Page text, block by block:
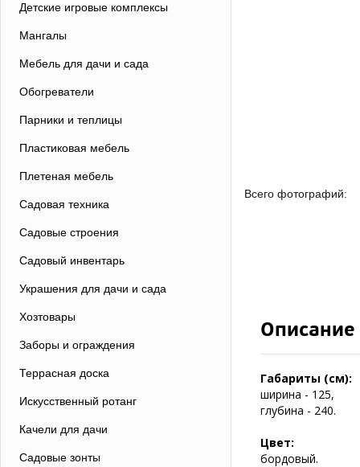
Детские игровые комплексы
Мангалы
Мебель для дачи и сада
Обогреватели
Парники и теплицы
Пластиковая мебель
Плетеная мебель
Садовая техника
Садовые строения
Садовый инвентарь
Украшения для дачи и сада
Хозтовары
Заборы и ограждения
Террасная доска
Искусственный ротанг
Качели для дачи
Садовые зонты
Всего фотографий:
Описание
Габариты (см):
ширина - 125,
глубина - 240.
Цвет:
бордовый.